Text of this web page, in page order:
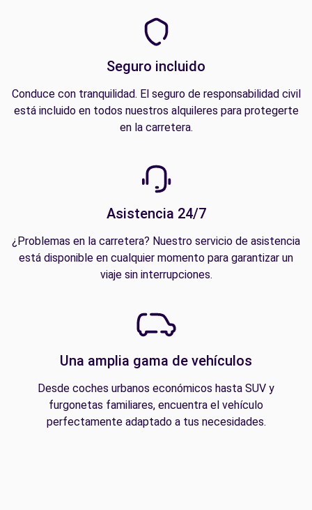
Seguro incluido
Conduce con tranquilidad. El seguro de responsabilidad civil
está incluido en todos nuestros alquileres para protegerte
en la carretera.
Asistencia 24/7
¿Problemas en la carretera? Nuestro servicio de asistencia
está disponible en cualquier momento para garantizar un
viaje sin interrupciones.
Una amplia gama de vehículos
Desde coches urbanos económicos hasta SUV y
furgonetas familiares, encuentra el vehículo
perfectamente adaptado a tus necesidades.